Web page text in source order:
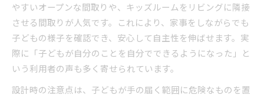
やすいオープンな間取りや、キッズルームをリビングに隣接
させる間取りが人気です。これにより、家事をしながらでも
子どもの様子を確認でき、安心して自主性を伸ばせます。実
際に「子どもが自分のことを自分でできるようになった」と
いう利用者の声も多く寄せられています。
設計時の注意点は、子どもが手の届く範囲に危険なものを置